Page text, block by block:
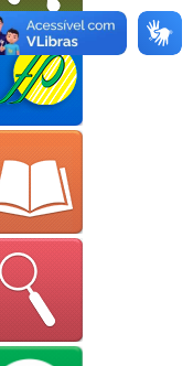
Commission |
powered by